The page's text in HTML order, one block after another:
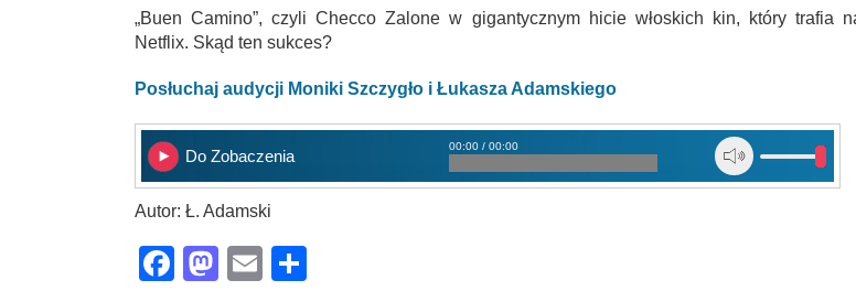
„Buen Camino”, czyli Checco Zalone w gigantycznym hicie włoskich kin, który trafia
Netflix. Skąd ten sukces?
Posłuchaj audycji Moniki Szczygło i Łukasza Adamskiego
Do Zobaczenia
00:00 / 00:00
Autor: Ł. Adamski
Facebook
Mastodon
Email